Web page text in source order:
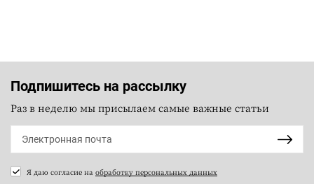
Подпишитесь на рассылку
Раз в неделю мы присылаем самые важные статьи
Я даю согласие на обработку персональных данных